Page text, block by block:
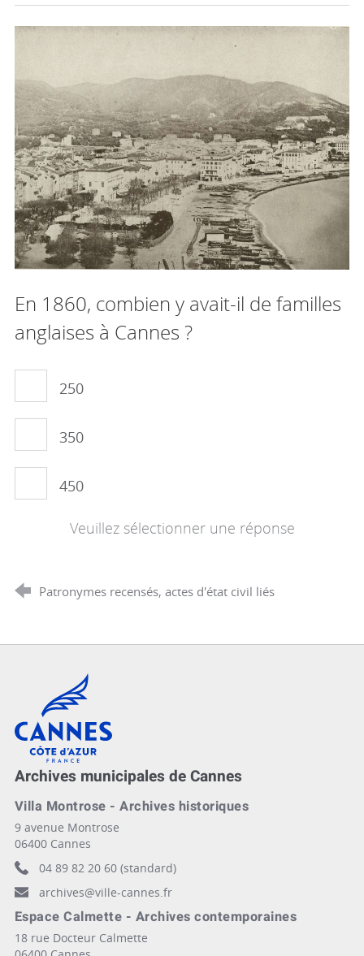
En 1860, combien y avait-il de familles
anglaises à Cannes ?
250
350
450
Veuillez sélectionner une réponse
Patronymes recensés, actes d'état civil liés
Cannes, Côte d'Azur, France
Archives municipales de Cannes
Villa Montrose - Archives historiques
9 avenue Montrose
06400 Cannes
04 89 82 20 60 (standard)
archives@ville-cannes.fr
Espace Calmette - Archives contemporaines
18 rue Docteur Calmette